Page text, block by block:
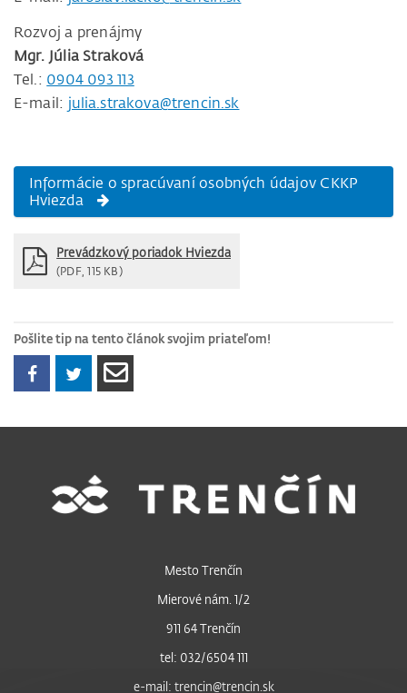
Rozvoj a prenájmy
Mgr. Júlia Straková
Tel.: 0904 093 113
E-mail: julia.strakova@trencin.sk
Informácie o spracúvaní osobných údajov CKKP
Hviezda
Prevádzkový poriadok Hviezda
(PDF, 115 KB)
Pošlite tip na tento článok svojim priateľom!
Mesto Trenčín
Mierové nám. 1/2
911 64 Trenčín
tel: 032/6504 111
e-mail: trencin@trencin.sk